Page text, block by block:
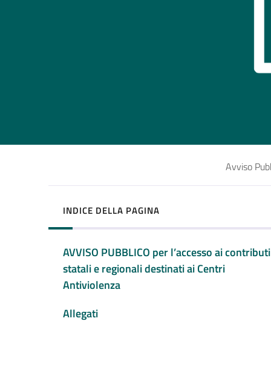
Avviso
INDICE DELLA PAGINA
AVVISO PUBBLICO per l’accesso ai contributi
statali e regionali destinati ai Centri
Antiviolenza
Allegati